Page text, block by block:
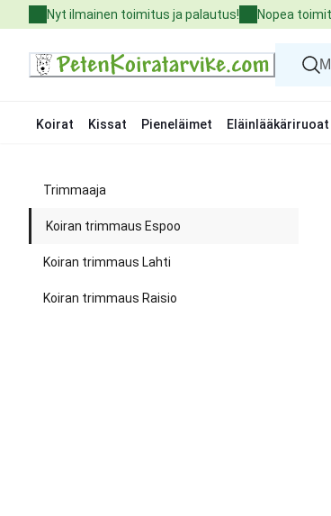
to
Nyt ilmainen toimitus ja palautus! Nopea
Koirat Kissat Pieneläimet Eläinlääkäriruoat
Kissat
Pieneläimet
Eläinlääkäriruoat
Uutuudet
Palvelut
Trimmaaja
Koiran trimmaus Espoo
Koiran trimmaus Lahti
Koiran trimmaus Raisio